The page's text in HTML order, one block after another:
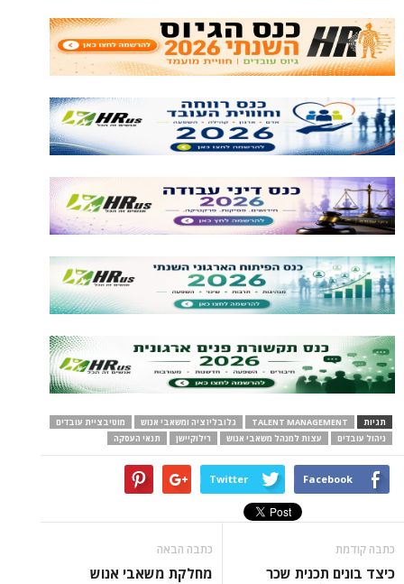
TALENT גלובליזציה ומשאבי אנוש
מוטיבציית עובדים
עצות למנהל משאבי אנוש
רילוקיישן תנאי העסקה
Twitter
תכנית שכר
מחלקת משאבי אנוש